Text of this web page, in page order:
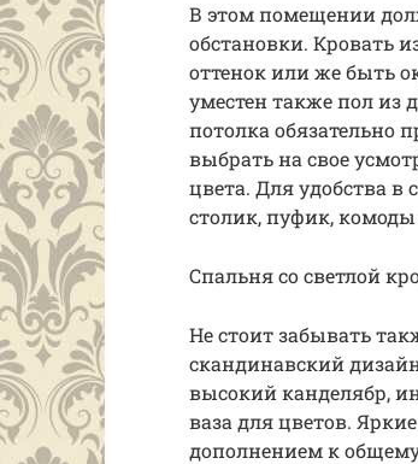
В этом помещении
обстановки. Кровать
оттенок или же быть
уместен также пол из
потолка обязательно
выбрать на свое
цвета. Для удобства
столик, пуфик,
Спальня со светлой
Не стоит забывать
скандинавский
высокий канделябр,
ваза для цветов.
дополнением к